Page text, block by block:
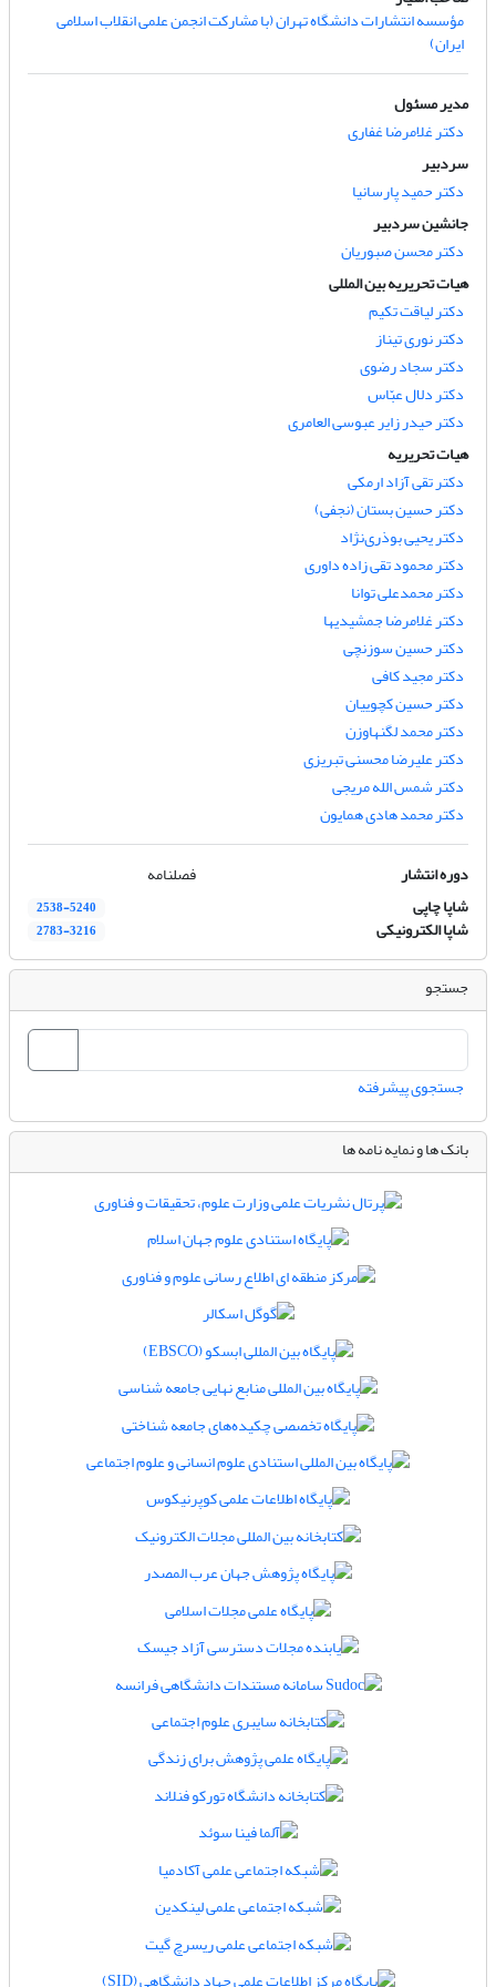
مؤسسه انتشارات دانشگاه تهران (با مشارکت انجمن علمی انقلاب اسلامی
ایران)
مدیر مسئول
دکتر غلامرضا غفاری
سردبیر
دکتر حمید پارسانیا
جانشین سردبیر
دکتر محسن صبوریان
هیات تحریریه بین المللی
دکتر لیاقت تکیم
دکتر نوری تیناز
دکتر سجاد رضوی
دکتر دلال عبّاس
دکتر حیدر زایر عبوسی العامری
هیات تحریریه
دکتر تقی آزاد ارمکی
دکتر حسین بستان (نجفی)
دکتر یحیی بوذری‌نژاد
دکتر محمود تقی زاده داوری
دکتر محمدعلی توانا
دکتر غلامرضا جمشیدیها
دکتر حسین سوزنچی
دکتر مجید کافی
دکتر حسین کچوییان
دکتر محمد لگنهاوزن
دکتر علیرضا محسنی تبریزی
دکتر شمس الله مریجی
دکتر محمد هادی همایون
دوره انتشار
فصلنامه
شاپا چاپی
2538-5240
شاپا الکترونیکی 2783-3216
جستجو
جستجوی پیشرفته
بانک ها و نمایه نامه ها